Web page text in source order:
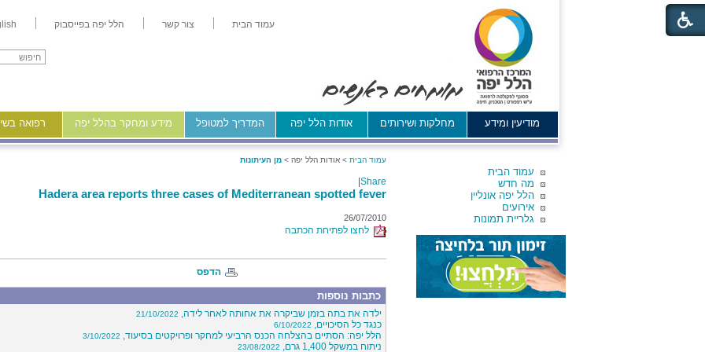
עמוד הבית צור קשר הלל יפה בפייסבוק
מודיעין ומידע מחלקות ושירותים אודות הלל יפה המדריך למטופל מידע ומחקר בהלל יפה רפואה
עמוד הבית
מה חדש
הלל יפה אונליין
אירועים
גלריית תמונות
עמוד הבית > אודות הלל יפה > מן העיתונות
Share
Hadera area reports three cases of Mediterranean spotted fever
26/07/2010
לחצו לפתיחת הכתבה
הדפס
כתבות נוספות
ילדה את בתה בזמן שביקרה את אחותה לאחר לידה, 21/10/2022
כנגד כל הסיכויים, 6/10/2022
הלל יפה: הסתיים בהצלחה הכנס הרביעי למחקר ופרויקטים בסיעוד, 3/10/2022
ניתוח במשקל 1,400 גרם, 23/08/2022